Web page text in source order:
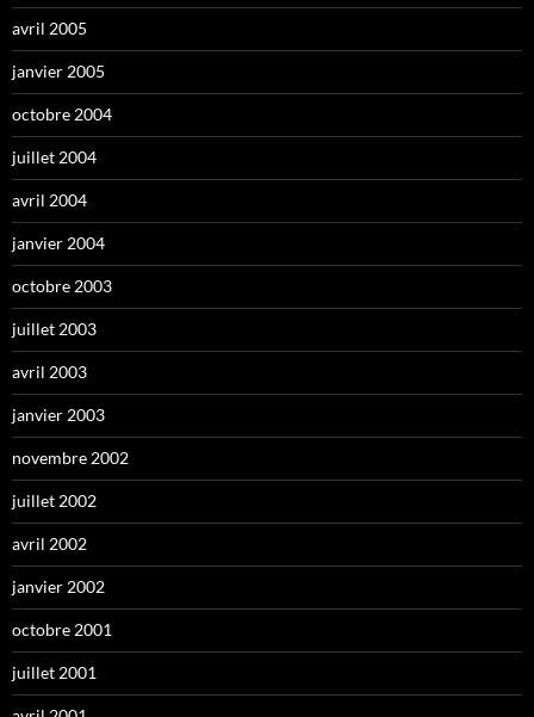
avril 2005
janvier 2005
octobre 2004
juillet 2004
avril 2004
janvier 2004
octobre 2003
juillet 2003
avril 2003
janvier 2003
novembre 2002
juillet 2002
avril 2002
janvier 2002
octobre 2001
juillet 2001